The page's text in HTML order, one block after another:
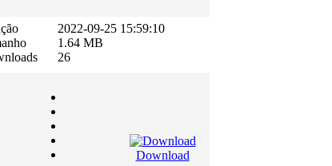
2022-09-25 15:59:10
1.64 MB
26
Download